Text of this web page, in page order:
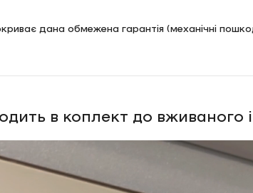
дана обмежена гарантія (механічні
в коплект до вживаного